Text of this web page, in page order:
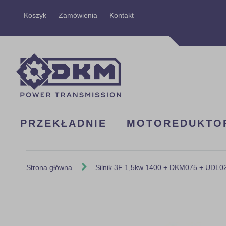
Koszyk Zamówienia KontaktPrzejdź
PRZEKŁADNIE
Strona główna Silnik 3F 1,5kw 1400 + DKM075 +